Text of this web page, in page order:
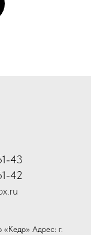
43
42
«Кедр» Адрес: г.